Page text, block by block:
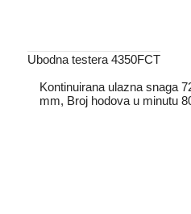
Ubodna testera 4350FCT
Kontinuirana ulazna snaga
mm, Broj hodova u minutu